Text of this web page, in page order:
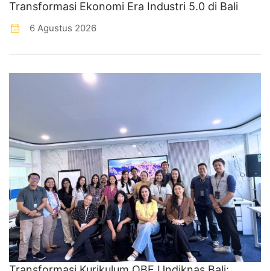
Transformasi Ekonomi Era Industri 5.0 di Bali
6 Agustus 2026